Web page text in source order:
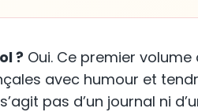
? Oui. Ce premier volume
avec humour et
pas d’un journal ni